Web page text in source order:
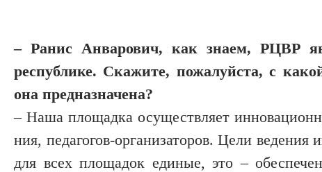
– Ранис Анварович, как знаем, РЦВР
республике. Скажите, пожа­луйста, с
она предназначена?
– Наша площадка осуществляет
ния, педагогов-организаторов. Цели
для всех площадок единые, это –